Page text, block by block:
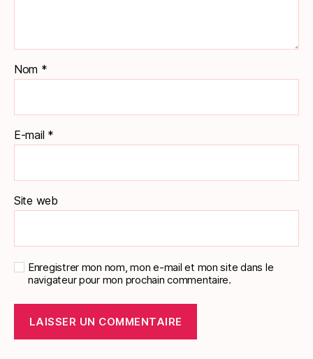
Nom *
E-mail *
Site web
Enregistrer mon nom, mon e-mail et mon site dans le
navigateur pour mon prochain commentaire.